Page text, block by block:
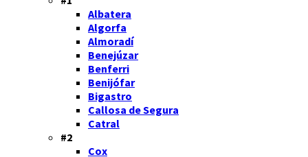
Albatera
Algorfa
Almoradí
Benejúzar
Benferri
Benijófar
Bigastro
Callosa de Segura
Catral
#2
Cox